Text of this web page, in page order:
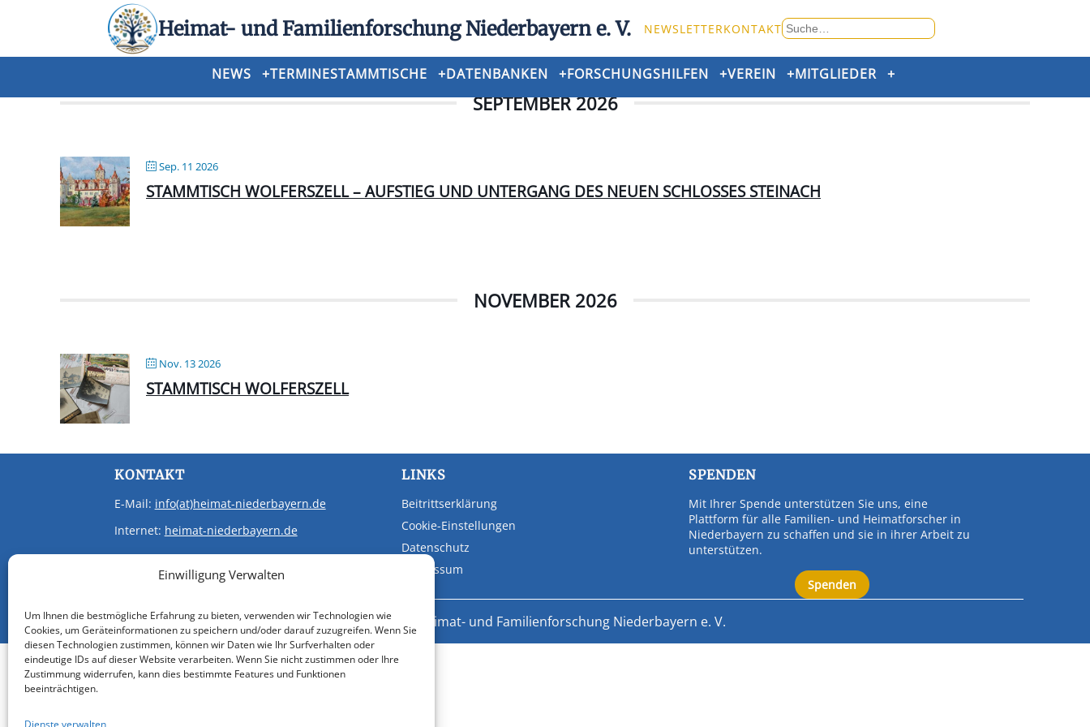
Einwilligung Verwalten
Um Ihnen die bestmögliche Erfahrung zu bieten, verwenden wir Technologien wie
Cookies, um Geräteinformationen zu speichern und/oder darauf zuzugreifen. Wenn Sie
diesen Technologien zustimmen, können wir Daten wie Ihr Surfverhalten oder
eindeutige IDs auf dieser Website verarbeiten. Wenn Sie nicht zustimmen oder Ihre
Zustimmung widerrufen, kann dies bestimmte Features und Funktionen
beeinträchtigen.
Dienste verwalten
Heimat- und Familienforschung Niederbayern e. V. NEWSLETTERKONTAKTSuche
nach:
NEWS
+TERMINESTAMMTISCHE +DATENBANKEN +FORSCHUNGSHILFEN +VEREIN +MITGLIEDER +
ST Straubing/Wolferszell
SEPTEMBER 2026
Sep. 11 2026
STAMMTISCH WOLFERSZELL – AUFSTIEG UND UNTERGANG DES NEUEN SCHLOSSES STEINACH
NOVEMBER 2026
Nov. 13 2026
STAMMTISCH WOLFERSZELL
KONTAKT
E-Mail: info(at)heimat-niederbayern.de
Internet: heimat-niederbayern.de
LINKS
Beitrittserklärung
Cookie-Einstellungen
Datenschutz
Impressum
SPENDEN
Mit Ihrer Spende unterstützen Sie uns, eine
Plattform für alle Familien- und Heimatforscher in
Niederbayern zu schaffen und sie in ihrer Arbeit zu
unterstützen.
Spenden
© 2026 - Heimat- und Familienforschung Niederbayern e. V.